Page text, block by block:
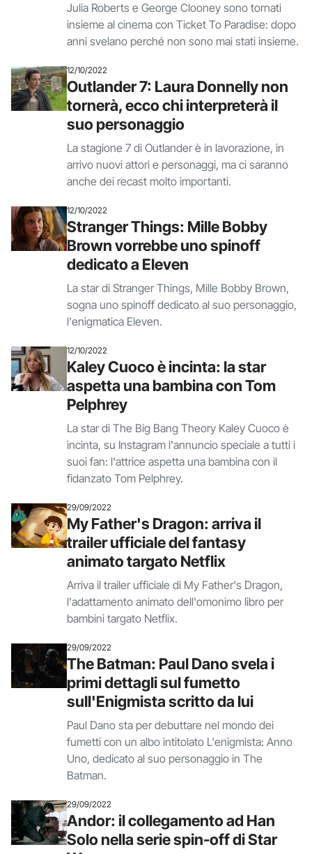
Julia Roberts e George Clooney sono tornati
insieme al cinema con Ticket To Paradise: dopo
anni svelano perché non sono mai stati insieme.
12/10/2022
Outlander 7: Laura Donnelly non
tornerà, ecco chi interpreterà il
suo personaggio
La stagione 7 di Outlander è in lavorazione, in
arrivo nuovi attori e personaggi, ma ci saranno
anche dei recast molto importanti.
12/10/2022
Stranger Things: Mille Bobby
Brown vorrebbe uno spinoff
dedicato a Eleven
La star di Stranger Things, Mille Bobby Brown,
sogna uno spinoff dedicato al suo personaggio,
l'enigmatica Eleven.
12/10/2022
Kaley Cuoco è incinta: la star
aspetta una bambina con Tom
Pelphrey
La star di The Big Bang Theory Kaley Cuoco è
incinta, su Instagram l'annuncio speciale a tutti i
suoi fan: l'attrice aspetta una bambina con il
fidanzato Tom Pelphrey.
29/09/2022
My Father's Dragon: arriva il
trailer ufficiale del fantasy
animato targato Netflix
Arriva il trailer ufficiale di My Father's Dragon,
l'adattamento animato dell'omonimo libro per
bambini targato Netflix.
29/09/2022
The Batman: Paul Dano svela i
primi dettagli sul fumetto
sull'Enigmista scritto da lui
Paul Dano sta per debuttare nel mondo dei
fumetti con un albo intitolato L'enigmista: Anno
Uno, dedicato al suo personaggio in The
Batman.
29/09/2022
Andor: il collegamento ad Han
Solo nella serie spin-off di Star